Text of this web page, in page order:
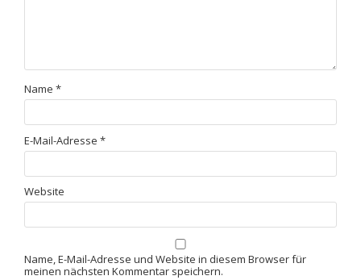
Name *
E-Mail-Adresse *
Website
Name, E-Mail-Adresse und Website in diesem Browser für
meinen nächsten Kommentar speichern.